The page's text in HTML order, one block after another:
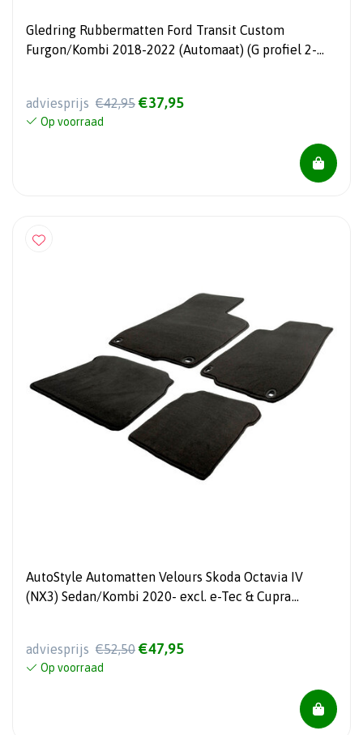
Gledring Rubbermatten Ford Transit Custom
Furgon/Kombi 2018-2022 (Automaat) (G profiel 2-
adviesprijs €42,95 €37,95
Op voorraad
AutoStyle Automatten Velours Skoda Octavia IV
(NX3) Sedan/Kombi 2020- excl. e-Tec & Cupra
adviesprijs €52,50 €47,95
Op voorraad